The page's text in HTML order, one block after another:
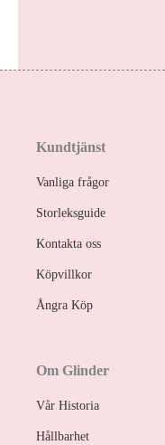
Kundtjänst
Vanliga frågor
Storleksguide
Kontakta oss
Köpvillkor
Ångra Köp
Om Glinder
Vår Historia
Hållbarhet